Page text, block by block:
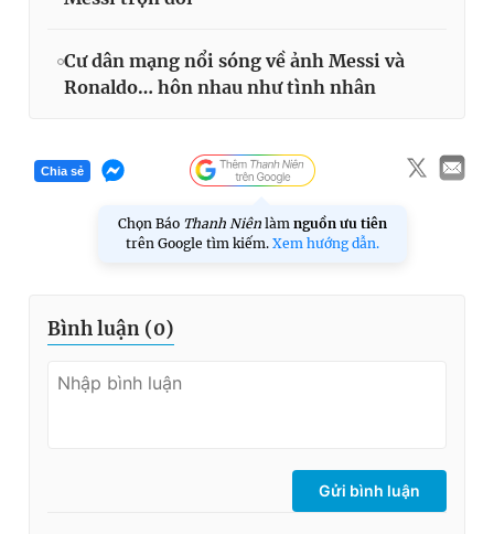
Cư dân mạng nổi sóng về ảnh Messi và
Ronaldo… hôn nhau như tình nhân
Chia sẻ
Chọn Báo Thanh Niên làm nguồn ưu tiên
trên Google tìm kiếm. Xem hướng dẫn.
Bình luận (0)
Gửi bình luận